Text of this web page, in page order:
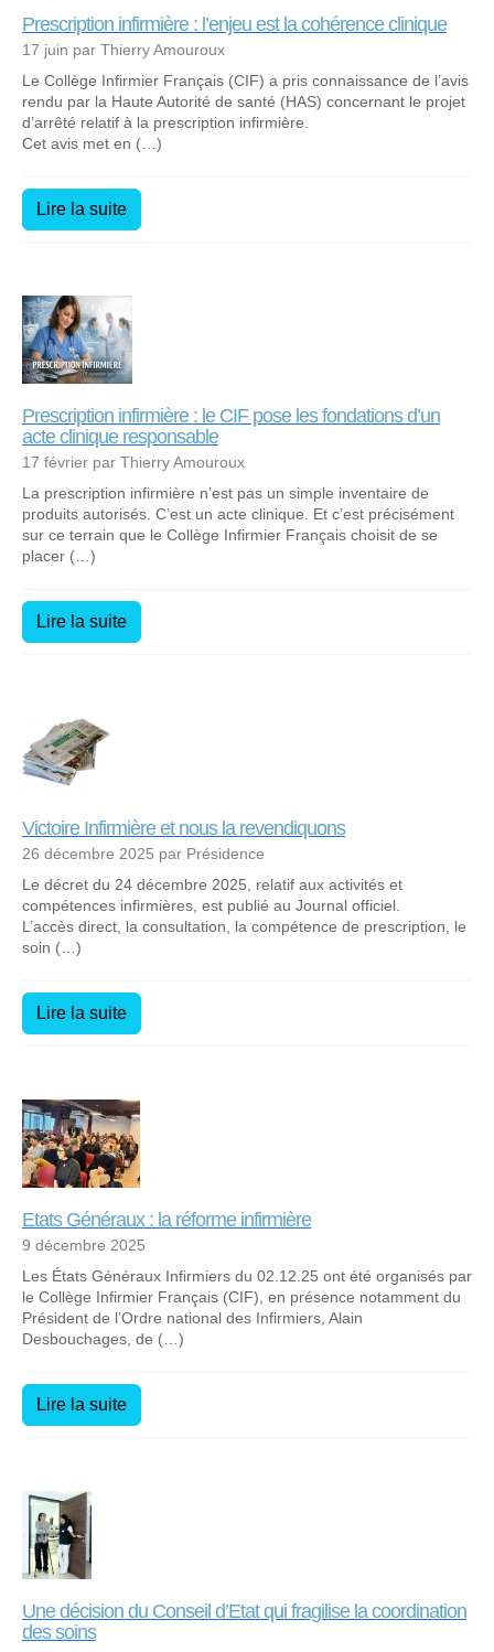
Prescription infirmière : l’enjeu est la cohérence clinique
17 juin par Thierry Amouroux
Le Collège Infirmier Français (CIF) a pris connaissance de l’avis
rendu par la Haute Autorité de santé (HAS) concernant le projet
d’arrêté relatif à la prescription infirmière.
Cet avis met en (…)
Lire la suite
Prescription infirmière : le CIF pose les fondations d’un
acte clinique responsable
17 février par Thierry Amouroux
La prescription infirmière n’est pas un simple inventaire de
produits autorisés. C’est un acte clinique. Et c’est précisément
sur ce terrain que le Collège Infirmier Français choisit de se
placer (…)
Lire la suite
Victoire Infirmière et nous la revendiquons
26 décembre 2025 par Présidence
Le décret du 24 décembre 2025, relatif aux activités et
compétences infirmières, est publié au Journal officiel.
L’accès direct, la consultation, la compétence de prescription, le
soin (…)
Lire la suite
Etats Généraux : la réforme infirmière
9 décembre 2025
Les États Généraux Infirmiers du 02.12.25 ont été organisés par
le Collège Infirmier Français (CIF), en présence notamment du
Président de l’Ordre national des Infirmiers, Alain
Desbouchages, de (…)
Lire la suite
Une décision du Conseil d’Etat qui fragilise la coordination
des soins